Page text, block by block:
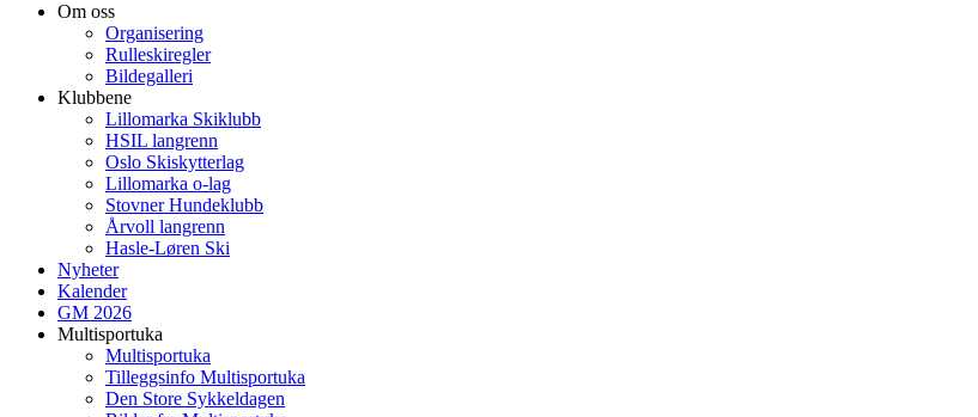
Om oss
Organisering
Rulleskiregler
Bildegalleri
Klubbene
Lillomarka Skiklubb
HSIL langrenn
Oslo Skiskytterlag
Lillomarka o-lag
Stovner Hundeklubb
Årvoll langrenn
Hasle-Løren Ski
Nyheter
Kalender
GM 2026
Multisportuka
Multisportuka
Tilleggsinfo Multisportuka
Den Store Sykkeldagen